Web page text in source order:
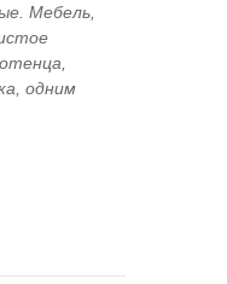
Мебель,
одним